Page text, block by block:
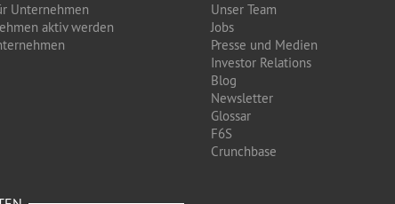
Unternehmen
aktiv werden
Unser Team
Jobs
Presse und Medien
Investor Relations
Blog
Newsletter
Glossar
F6S
Crunchbase